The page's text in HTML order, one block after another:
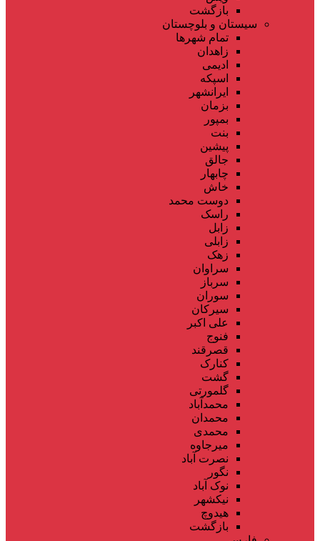
بازگشت
سیستان و بلوچستان
تمام شهر‌ها
زاهدان
ادیمی
اسپکه
ایرانشهر
بزمان
بمپور
بنت
پیشین
جالق
چابهار
خاش
دوست محمد
راسک
زابل
زابلی
زهک
سراوان
سرباز
سوران
سیرکان
علی اکبر
فنوج
قصرقند
کنارک
گشت
گلمورتی
محمدآباد
محمدان
محمدی
میرجاوه
نصرت آباد
نگور
نوک آباد
نیکشهر
هیدوچ
بازگشت